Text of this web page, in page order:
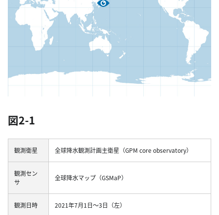
図2-1
観測衛星 全球降水観測計画主衛星（GPM core observatory）
観測セン
サ
全球降水マップ（GSMaP）
観測日時 2021年7月1日～3日（左）